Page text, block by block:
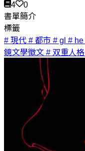
4
0
書單簡介
標籤
# 現代 # 都市 # gl # he
鏡文學徵文 # 双重人格